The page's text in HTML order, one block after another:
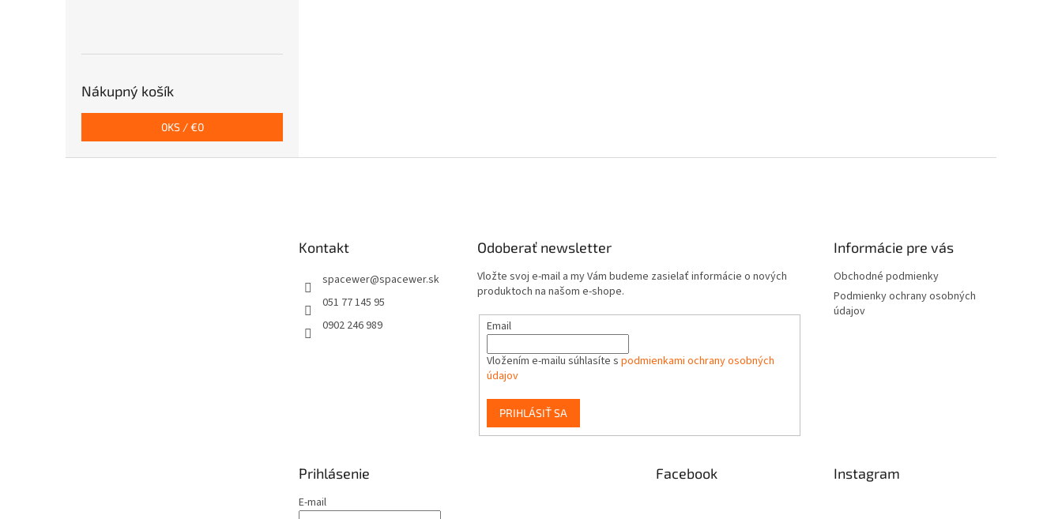
Nákupný košík
0KS /€0
Kontakt
spacewer@spacewer.sk
051 77 145 95
0902 246 989
Odoberať newsletter
Vložte svoj e-mail a my Vám budeme zasielať informácie o nových
produktoch na našom e-shope.
Email
Vložením e-mailu súhlasíte s podmienkami ochrany osobných
údajov
PRIHLÁSIŤ SA
Informácie pre vás
Obchodné podmienky
Podmienky ochrany osobných
údajov
Prihlásenie
E-mail
Facebook Instagram